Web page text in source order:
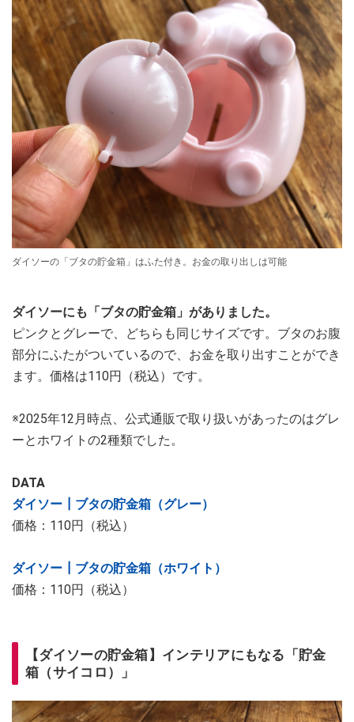
ダイソーの「ブタの貯金箱」はふた付き。お金の取り出しは可能
ダイソーにも「ブタの貯金箱」がありました。
ピンクとグレーで、どちらも同じサイズです。ブタのお腹
部分にふたがついているので、お金を取り出すことができ
ます。価格は110円（税込）です。
※2025年12月時点、公式通販で取り扱いがあったのはグレ
ーとホワイトの2種類でした。
DATA
ダイソー┃ブタの貯金箱（グレー）
価格：110円（税込）
ダイソー┃ブタの貯金箱（ホワイト）
価格：110円（税込）
【ダイソーの貯金箱】インテリアにもなる「貯金
箱（サイコロ）」